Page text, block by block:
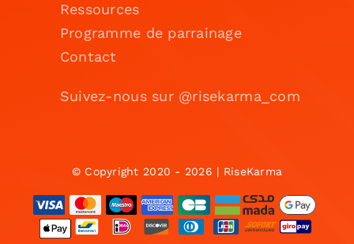
Ressources
Programme de parrainage
Contact
Suivez-nous sur @risekarma_com
© Copyright 2020 - 2026 | RiseKarma